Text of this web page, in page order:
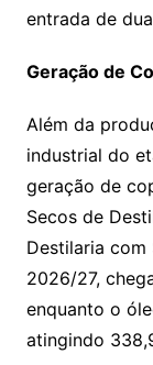
entrada de
Geração de
Além da
industrial do
geração de
Secos de
Destilaria com
2026/27,
enquanto o
atingindo